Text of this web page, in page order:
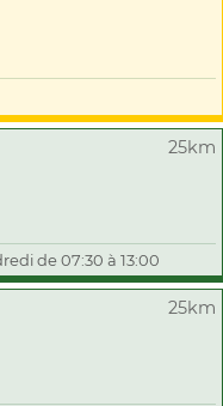
25km
de 07:30 à 13:00
25km